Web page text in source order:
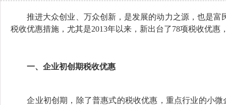
推进大众创业、万众创新，是发展的动力之源，也是
税收优惠措施，尤其是2013年以来，新出台了78项税收优惠
一、企业初创期税收优惠
企业初创期，除了普惠式的税收优惠，重点行业的小微